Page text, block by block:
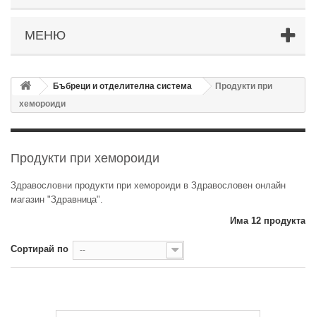
МЕНЮ
Бъбреци и отделителна система
Продукти при
хемороиди
Продукти при хемороиди
Здравословни продукти при хемороиди в Здравословен онлайн
магазин "Здравница".
Има 12 продукта
Сортирай по --